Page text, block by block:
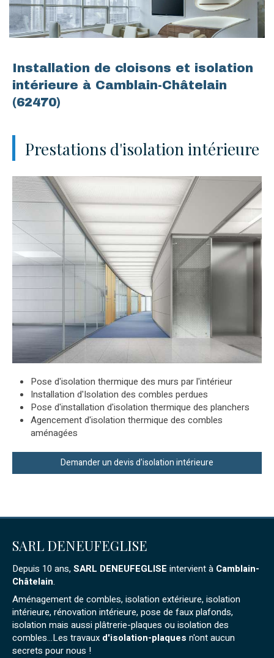
Installation de cloisons et isolation
intérieure à Camblain-Châtelain
(62470)
Prestations d'isolation intérieure
Pose d'isolation thermique des murs par l'intérieur
Installation d'Isolation des combles perdues
Pose d'installation d'isolation thermique des planchers
Agencement d'isolation thermique des combles
aménagées
Demander un devis d'isolation intérieure
SARL DENEUFEGLISE
Depuis 10 ans,SARL DENEUFEGLISE intervient à Camblain-
Châtelain.
Aménagement de combles, isolation extérieure, isolation
intérieure, rénovation intérieure, pose de faux plafonds,
isolation mais aussi plâtrerie-plaques ou isolation des
combles...Les travaux d'isolation-plaques n'ont aucun
secrets pour nous !